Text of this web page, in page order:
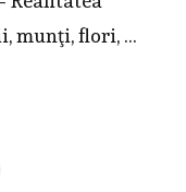
munţi, flori, …